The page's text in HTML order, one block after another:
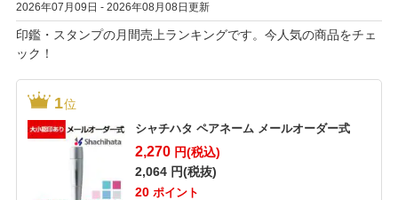
2026年07月09日 - 2026年08月08日更新
印鑑・スタンプの月間売上ランキングです。今人気の商品をチェ
ック！
1位
シャチハタ ペアネーム メールオーダー式
2,270 円(税込)
2,064 円(税抜)
20 ポイント